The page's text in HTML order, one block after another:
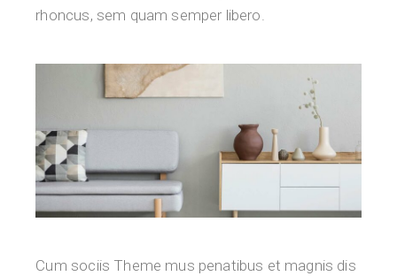
rhoncus, sem quam semper libero.
Cum sociis Theme mus penatibus et magnis dis